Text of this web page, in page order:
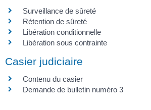
Surveillance de sûreté
Rétention de sûreté
Libération conditionnelle
Libération sous contrainte
Casier judiciaire
Contenu du casier
Demande de bulletin numéro 3